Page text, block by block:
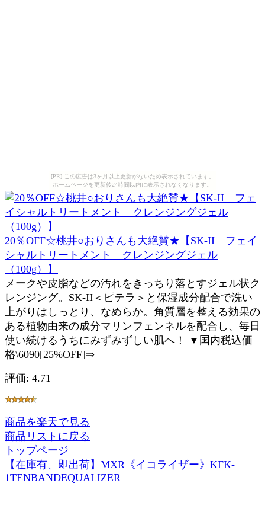
[PR] この広告は3ヶ月以上更新がないため表示されています。
ホームページを更新後24時間以内に表示されなくなります。
20％OFF☆桃井○おりさんも大絶賛★【SK-II フェイ
シャルトリートメント クレンジングジェル
（100g）】
メークや皮脂などの汚れをきっちり落とすジェル状ク
レンジング。SK-II＜ピテラ＞と保湿成分配合で洗い
上がりはしっとり、なめらか。角質層を整える効果の
ある植物由来の成分マリンフェンネルを配合し、毎日
使い続けるうちにみずみずしい肌へ！ ▼国内税込価
格\6090[25%OFF]⇒
評価: 4.71
商品を楽天で見る
商品リストに戻る
トップページ
【在庫有、即出荷】MXR《イコライザー》KFK-
1TENBANDEQUALIZER